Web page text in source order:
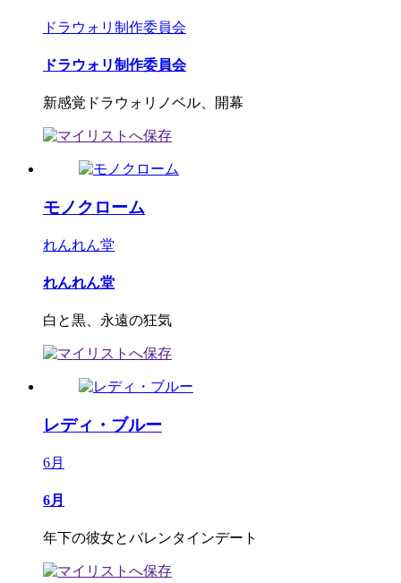
ドラウォリ制作委員会
ドラウォリ制作委員会
新感覚ドラウォリノベル、開幕
モノクローム
れんれん堂
れんれん堂
白と黒、永遠の狂気
レディ・ブルー
6月
6月
年下の彼女とバレンタインデート